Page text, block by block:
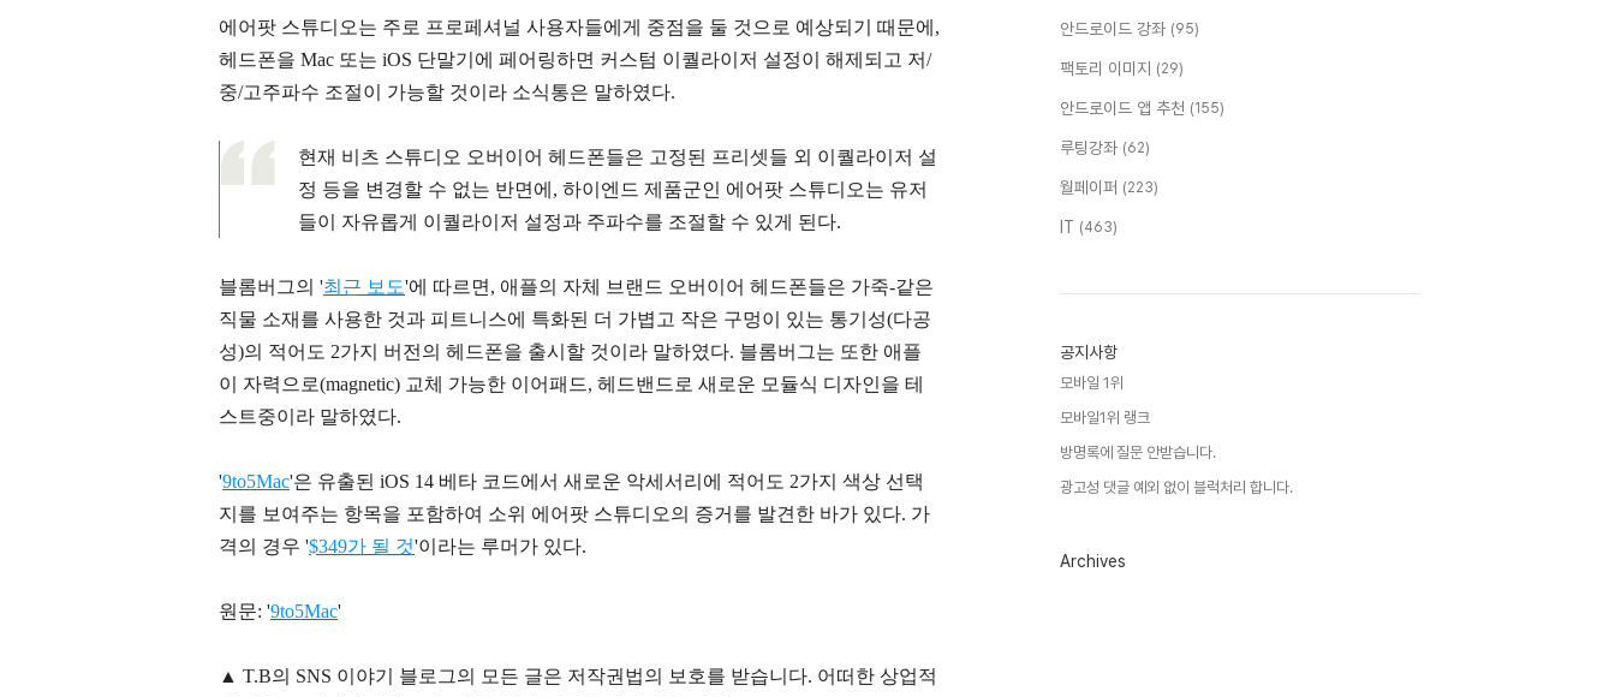
에어팟 스튜디오는 주로 프로페셔널 사용자들에게 중점을 둘 것으로 예상되기 때문에,
헤드폰을 Mac 또는 iOS 단말기에 페어링하면 커스텀 이퀄라이저 설정이 해제되고 저/
중/고주파수 조절이 가능할 것이라 소식통은 말하였다.
현재 비츠 스튜디오 오버이어 헤드폰들은 고정된 프리셋들 외 이퀄라이저 설
정 등을 변경할 수 없는 반면에, 하이엔드 제품군인 에어팟 스튜디오는 유저
들이 자유롭게 이퀄라이저 설정과 주파수를 조절할 수 있게 된다.
블롬버그의 '최근 보도'에 따르면, 애플의 자체 브랜드 오버이어 헤드폰들은 가죽-같은
직물 소재를 사용한 것과 피트니스에 특화된 더 가볍고 작은 구멍이 있는 통기성(다공
성)의 적어도 2가지 버전의 헤드폰을 출시할 것이라 말하였다. 블롬버그는 또한 애플
이 자력 으로(magnetic) 교체 가능한 이어패드, 헤드밴드로 새로운 모듈식 디자인을 테
스트중이라 말하였다.
'9to5Mac'은 유출된 iOS 14 베타 코드에서 새로운 악세서리에 적어도 2가지 색상 선택
지를 보여주는 항목을 포함하여 소위 에어팟 스튜디오의 증거를 발견한 바가 있다. 가
격의 경우 '$349가 될 것'이라는 루머가 있다.
원문: '9to5Mac'
▲ T.B의 SNS 이야기 블 로그의 모든 글은 저작권법의 보호를 받습니다. 어떠한 상업적
안드로이드 강좌 (95)
팩토리 이미지 (29)
안드로이드 앱 추천 (155)
루팅강좌 (62)
월페이퍼 (223)
IT (463)
공지사항
모바일 1위
모바일1위 랭크
방명록에 질문 안받습니다.
광고성 댓글 예외 없이 블럭처리 합니다.
Archives